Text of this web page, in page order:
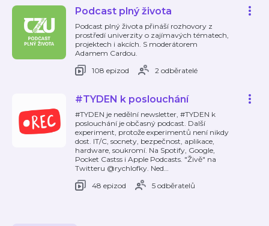
Podcast plný života
Podcast plný života přináší rozhovory z
prostředí univerzity o zajímavých tématech,
projektech i akcích. S moderátorem
Adamem Cardou.
108 epizod
2 odběratelé
#TYDEN k poslouchání
#TYDEN je nedělní newsletter, #TYDEN k
poslouchání je občasný podcast. Další
experiment, protože experimentů není nikdy
dost. IT/C, socnety, bezpečnost, aplikace,
hardware, soukromí. Na Spotify, Google,
Pocket Castss i Apple Podcasts. "Živě" na
Twitteru @rychlofky. Ned…
48 epizod
5 odběratelů